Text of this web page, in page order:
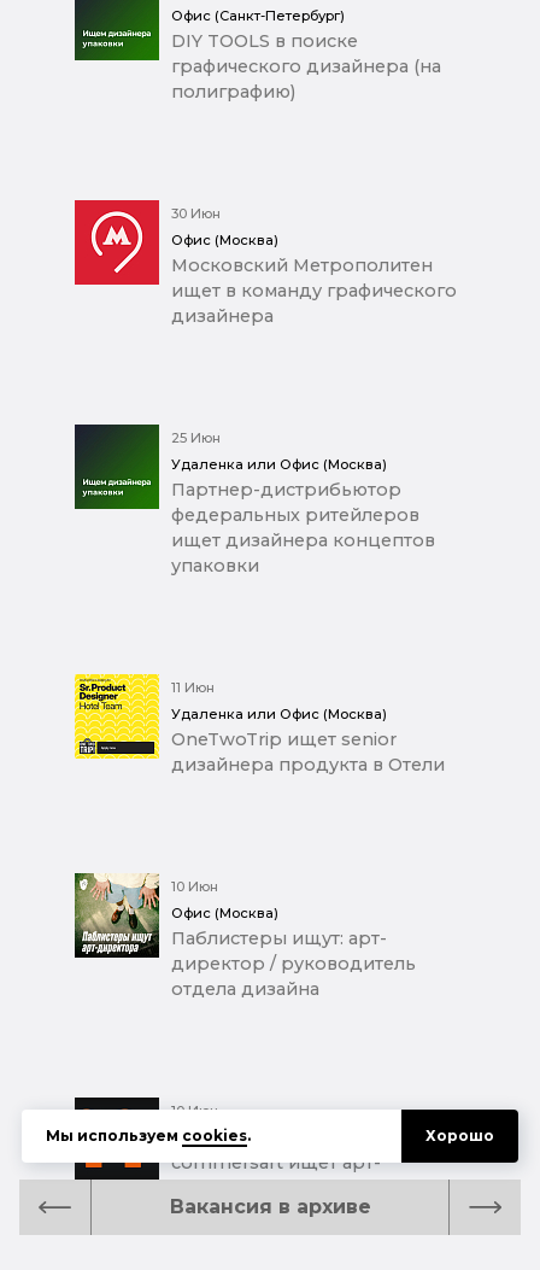
Вакансия в архиве
Офис (Санкт-Петербург)
DIY TOOLS в поиске
графического дизайнера (на
полиграфию)
30 Июн
Офис (Москва)
Московский Метрополитен
ищет в команду графического
дизайнера
25 Июн
Удаленка или Офис (Москва)
Партнер-дистрибьютор
федеральных ритейлеров
ищет дизайнера концептов
упаковки
11 Июн
Удаленка или Офис (Москва)
OneTwoTrip ищет senior
дизайнера продукта в Отели
10 Июн
Офис (Москва)
Паблистеры ищут: арт-
директор / руководитель
отдела дизайна
10 Июн
Удаленка или Офис (Москва)
commersart ищет арт-
Мы используем cookies. Хорошо